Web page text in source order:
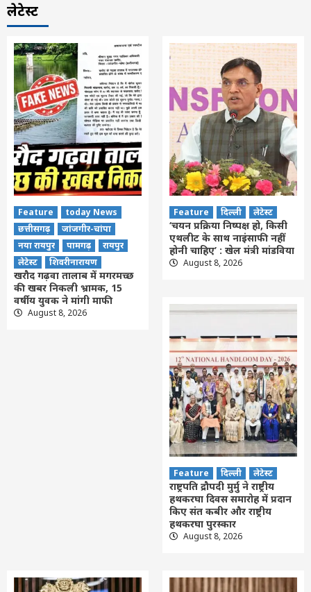
लेटेस्ट
Feature
today News
छत्तीसगढ़
जांजगीर-चांपा
नया रायपुर
पामगढ़
रायपुर
लेटेस्ट
शिवरीनारायण
खरौद गढ़वा तालाब में मगरमच्छ
की खबर निकली भ्रामक, 15
वर्षीय युवक ने मांगी माफी
August 8, 2026
Feature दिल्ली लेटेस्ट
‘चयन प्रक्रिया निष्पक्ष हो, किसी
एथलीट के साथ नाइंसाफी नहीं
होनी चाहिए’ : खेल मंत्री मांडविया
August 8, 2026
Feature दिल्ली लेटेस्ट
राष्ट्रपति द्रौपदी मुर्मु ने राष्ट्रीय
हथकरघा दिवस समारोह में प्रदान
किए संत कबीर और राष्ट्रीय
हथकरघा पुरस्कार
August 8, 2026